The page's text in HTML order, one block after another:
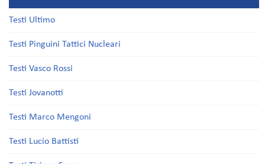
Testi Ultimo
Testi Pinguini Tattici Nucleari
Testi Vasco Rossi
Testi Jovanotti
Testi Marco Mengoni
Testi Lucio Battisti